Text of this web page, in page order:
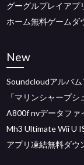
グーグルプレイアプ
ホーム無料ゲームダ
New
Soundcloudアルバ
「マリンシャープ
A800f nvデータファ
Mh3 Ultimate Wii U
アプリ凍結無料ダウ